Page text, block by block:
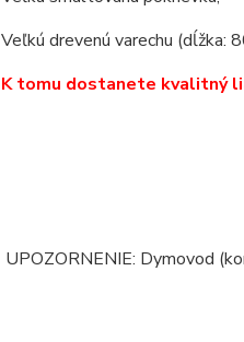
Veľkú drevenú varechu (dĺžka:
K tomu dostanete kvalitný
UPOZORNENIE: Dymovod